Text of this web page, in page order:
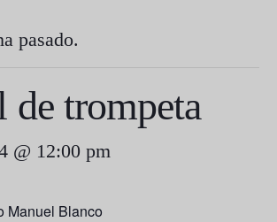
pasado.
de trompeta
@ 12:00 pm
Manuel Blanco